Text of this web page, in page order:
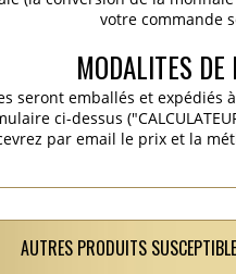
votre commande
MODALITES
seront emballés et expédiés
ci-dessus
par email le prix et la
AUTRES PRODUITS